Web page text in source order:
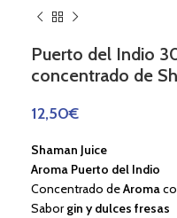
Puerto del Indio
concentrado de
12,50€
Shaman Juice
Aroma Puerto del Indio
Concentrado deAroma
Saborgin y dulces fresas